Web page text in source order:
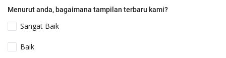
Menurut anda, bagaimana tampilan terbaru kami?
Sangat Baik
Baik